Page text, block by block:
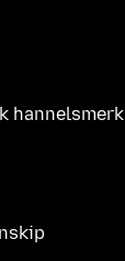
hannelsmerk